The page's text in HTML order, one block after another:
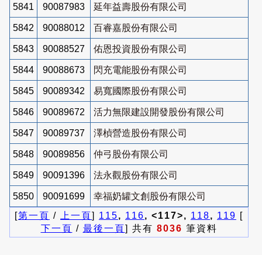
5841 90087983 延年益壽股份有限公司
5842 90088012 百睿嘉股份有限公司
5843 90088527 佑恩投資股份有限公司
5844 90088673 閃充電能股份有限公司
5845 90089342 易寬國際股份有限公司
5846 90089672 活力無限建設開發股份有限公司
5847 90089737 澤楨營造股份有限公司
5848 90089856 仲弓股份有限公司
5849 90091396 法永觀股份有限公司
5850 90091699
幸福奶罐文創股份有限公司
[第一頁 / 上一頁] 115, 116, <117>, 118, 119 [
下一頁 / 最後一頁] 共有 8036 筆資料